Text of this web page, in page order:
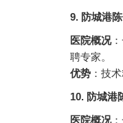
9. 防城港
医院概况
聘专家。
优势 ：技
10. 防城港
医院概况